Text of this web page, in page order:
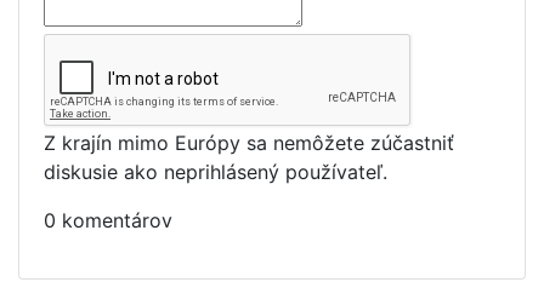
Z krajín mimo Európy sa nemôžete zúčastniť
diskusie ako neprihlásený používateľ.
0 komentárov